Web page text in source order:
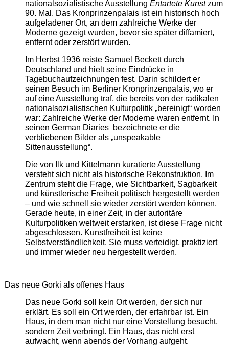
nationalsozialistische Ausstellung Entartete Kunstzum
90. Mal. Das Kronprinzenpalais ist ein historisch hoch
aufgeladener Ort, an dem zahlreiche Werke der
Moderne gezeigt wurden, bevor sie später diffamiert,
entfernt oder zerstört wurden.
Im Herbst 1936 reiste Samuel Beckett durch
Deutschland und hielt seine Eindrücke in
Tagebuchaufzeichnungen fest. Darin schildert er
seinen Besuch im Berliner Kronprinzenpalais, wo er
auf eine Ausstellung traf, die bereits von der radikalen
nationalsozialistischen Kulturpolitik „bereinigt“ worden
war: Zahlreiche Werke der Moderne waren entfernt. In
seinen German Diaries bezeichnete er die
verbliebenen Bilder als „unspeakable
Sittenausstellung“.
Die von Ilk und Kittelmann kuratierte Ausstellung
versteht sich nicht als historische Rekonstruktion. Im
Zentrum steht die Frage, wie Sichtbarkeit, Sagbarkeit
und künstlerische Freiheit politisch hergestellt werden
– und wie schnell sie wieder zerstört werden können.
Gerade heute, in einer Zeit, in der autoritäre
Kulturpolitiken weltweit erstarken, ist diese Frage nicht
abgeschlossen. Kunstfreiheit ist keine
Selbstverständlichkeit. Sie muss verteidigt, praktiziert
und immer wieder neu hergestellt werden.
Das neue Gorki als offenes Haus
Das neue Gorki soll kein Ort werden, der sich nur
erklärt. Es soll ein Ort werden, der erfahrbar ist. Ein
Haus, in dem man nicht nur eine Vorstellung besucht,
sondern Zeit verbringt. Ein Haus, das nicht erst
aufwacht, wenn abends der Vorhang aufgeht.